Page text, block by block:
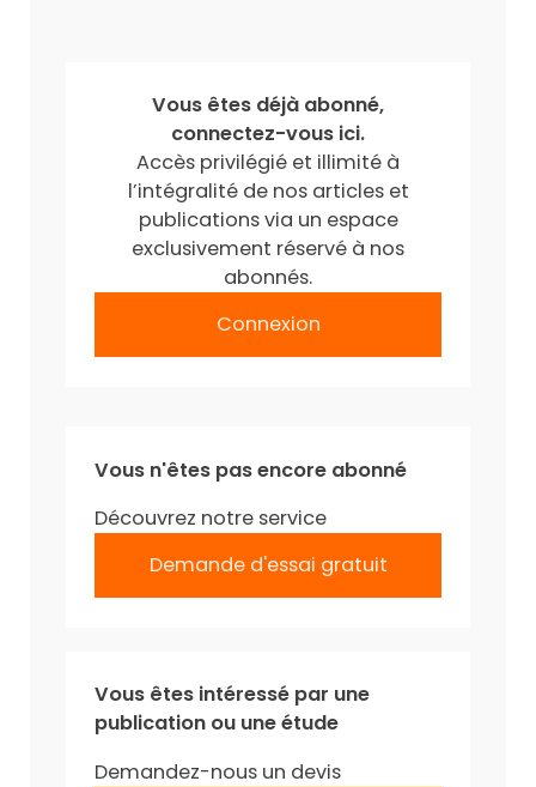
Vous êtes déjà abonné,
connectez-vous ici.
Accès privilégié et illimité à
l’intégralité de nos articles et
publications via un espace
exclusivement réservé à nos
abonnés.
Connexion
Vous n'êtes pas encore abonné
Découvrez notre service
Demande d'essai gratuit
Vous êtes intéressé par une
publication ou une étude
Demandez-nous un devis